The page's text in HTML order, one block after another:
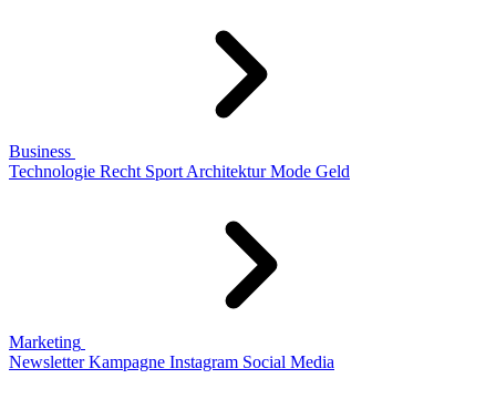
Business
Technologie Recht Sport Architektur Mode Geld
Marketing
Newsletter Kampagne Instagram Social Media